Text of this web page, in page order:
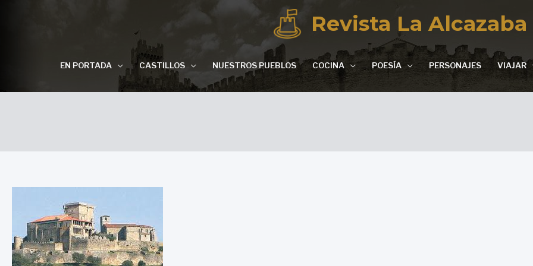
Revista La Alcazaba
EN PORTADA CASTILLOS NUESTROS PUEBLOS COCINA POESÍA PERSONAJES VIAJAR